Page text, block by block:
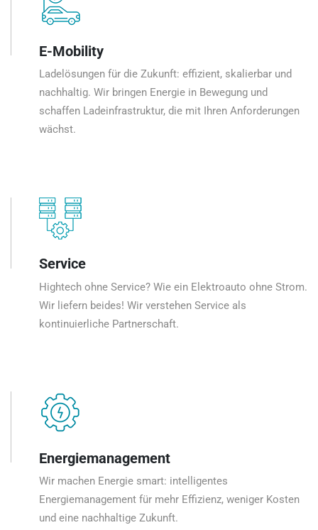
E-Mobility
Ladelösungen für die Zukunft: effizient, skalierbar und
nachhaltig. Wir bringen Energie in Bewegung und
schaffen Ladeinfrastruktur, die mit Ihren Anforderungen
wächst.
Service
Hightech ohne Service? Wie ein Elektroauto ohne Strom.
Wir liefern beides! Wir verstehen Service als
kontinuierliche Partnerschaft.
Energiemanagement
Wir machen Energie smart: intelligentes
Energiemanagement für mehr Effizienz, weniger Kosten
und eine nachhaltige Zukunft.